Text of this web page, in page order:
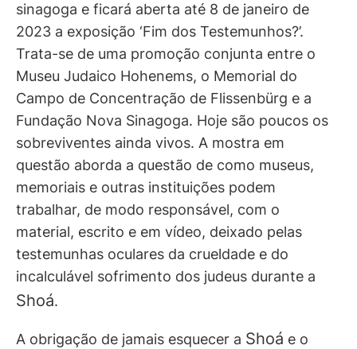
sinagoga e ficará aberta até 8 de janeiro de
2023 a exposição ‘Fim dos Testemunhos?’.
Trata-se de uma promoção conjunta entre o
Museu Judaico Hohenems, o Memorial do
Campo de Concentração de Flissenbürg e a
Fundação Nova Sinagoga. Hoje são poucos os
sobreviventes ainda vivos. A mostra em
questão aborda a questão de como museus,
memoriais e outras instituições podem
trabalhar, de modo responsável, com o
material, escrito e em vídeo, deixado pelas
testemunhas oculares da crueldade e do
incalculável sofrimento dos judeus durante a
Shoá.
A obrigação de jamais esquecer a Shoá e o